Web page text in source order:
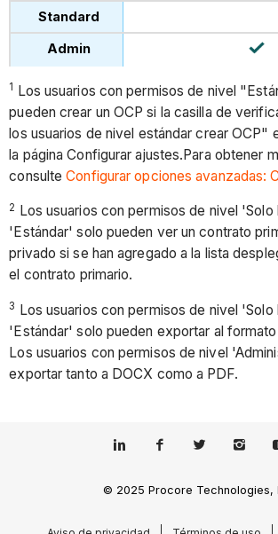
1 Los usuarios con permisos de nivel
pueden crear un OCP si la casilla de
los usuarios de nivel estándar crear OCP"
la página Configurar ajustes.Para obtener
consulteConfigurar opciones avanzadas:
2
Los usuarios con permisos de nivel
'Estándar' solo pueden ver un contrato
privado si se han agregado a la lista
el contrato primario.
3 Los usuarios con permisos de nivel
'Estándar' solo pueden exportar al
Los usuarios con permisos de nivel
exportar tanto a DOCX como a PDF.
© 2025 Procore Technologies,